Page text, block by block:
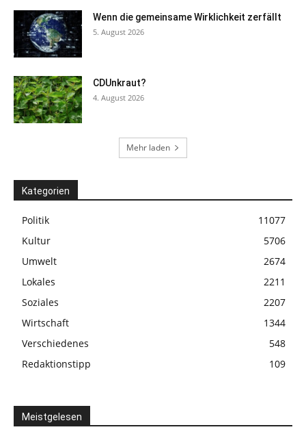
Wenn die gemeinsame Wirklichkeit zerfällt
5. August 2026
CDUnkraut?
4. August 2026
Mehr laden
Kategorien
Politik
11077
Kultur
5706
Umwelt
2674
Lokales
2211
Soziales
2207
Wirtschaft
1344
Verschiedenes
548
Redaktionstipp
109
Meistgelesen